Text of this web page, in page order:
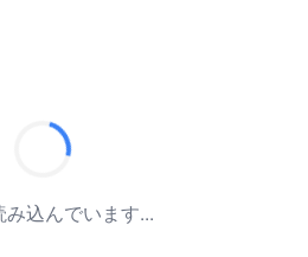
み込んでいます...